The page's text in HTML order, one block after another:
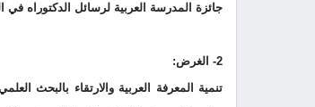
جائزة المدرسة العربية لرسائل الدكتوراه في
2- الغرض:
تنمية المعرفة العربية والارتقاء بالبحث